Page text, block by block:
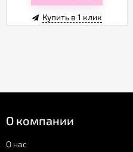
Купить в 1 клик
О компании
О нас